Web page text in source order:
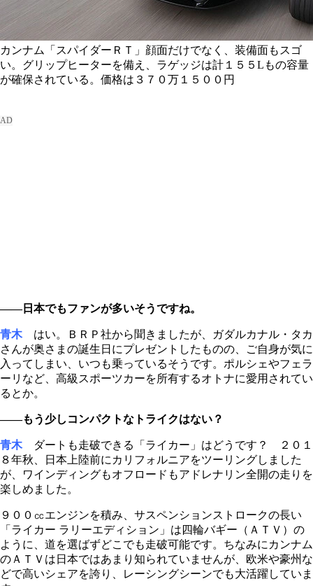
カンナム「スパイダーＲＴ」顔面だけでなく、装備面もスゴ
い。グリップヒーターを備え、ラゲッジは計１５５Lもの容量
が確保されている。価格は３７０万１５００円
――日本でもファンが多いそうですね。
青木はい。ＢＲＰ社から聞きましたが、ガダルカナル・タカ
さんが奥さまの誕生日にプレゼントしたものの、ご自身が気に
入ってしまい、いつも乗っているそうです。ポルシェやフェラ
ーリなど、高級スポーツカーを所有するオトナに愛用されてい
るとか。
――もう少しコンパクトなトライクはない？
青木ダートも走破できる「ライカー」はどうです？ ２０１
８年秋、日本上陸前にカリフォルニアをツーリングしました
が、ワインディングもオフロードもアドレナリン全開の走りを
楽しめました。
９００㏄エンジンを積み、サスペンションストロークの長い
「ライカー ラリーエディション」は四輪バギー（ＡＴＶ）の
ように、道を選ばずどこでも走破可能です。ちなみにカンナム
のＡＴＶは日本ではあまり知られていませんが、欧米や豪州な
どで高いシェアを誇り、レーシングシーンでも大活躍していま